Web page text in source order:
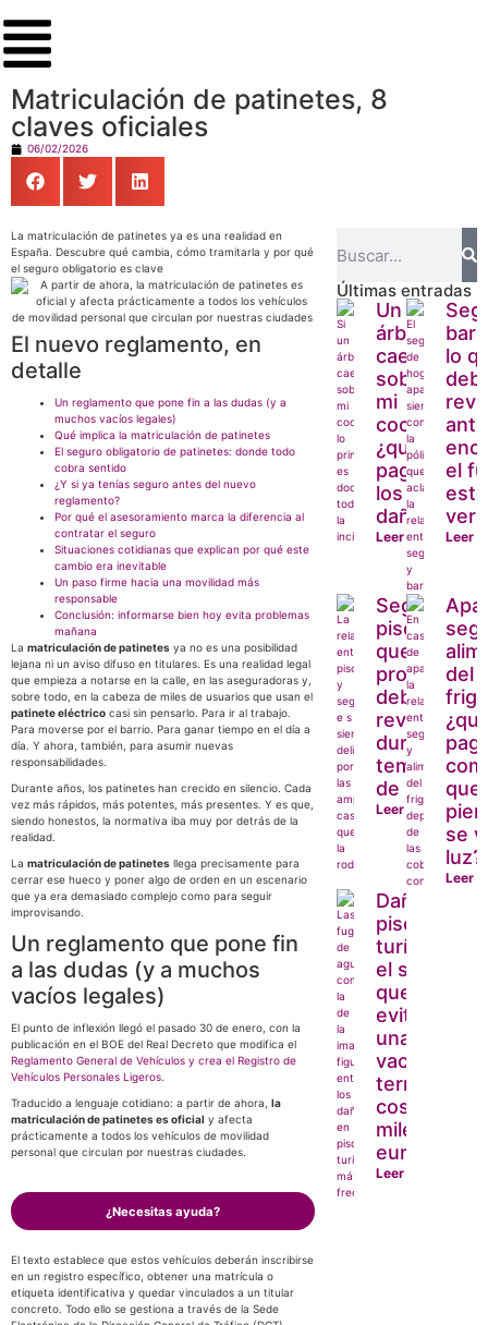
Matriculación de patinetes, 8
claves oficiales
06/02/2026
La matriculación de patinetes ya es una realidad en
España. Descubre qué cambia, cómo tramitarla y por qué
el seguro obligatorio es clave
El nuevo reglamento, en
detalle
Un reglamento que pone fin a las dudas (y a
muchos vacíos legales)
Qué implica la matriculación de patinetes
El seguro obligatorio de patinetes: donde todo
cobra sentido
¿Y si ya tenías seguro antes del nuevo
reglamento?
Por qué el asesoramiento marca la diferencia al
contratar el seguro
Situaciones cotidianas que explican por qué este
cambio era inevitable
Un paso firme hacia una movilidad más
responsable
Conclusión: informarse bien hoy evita problemas
mañana
La matriculación de patinetes ya no es una posibilidad
lejana ni un aviso difuso en titulares. Es una realidad legal
que empieza a notarse en la calle, en las aseguradoras y,
sobre todo, en la cabeza de miles de usuarios que usan el
patinete eléctrico casi sin pensarlo. Para ir al trabajo.
Para moverse por el barrio. Para ganar tiempo en el día a
día. Y ahora, también, para asumir nuevas
responsabilidades.
Durante años, los patinetes han crecido en silencio. Cada
vez más rápidos, más potentes, más presentes. Y es que,
siendo honestos, la normativa iba muy por detrás de la
realidad.
La matriculación de patinetes llega precisamente para
cerrar ese hueco y poner algo de orden en un escenario
que ya era demasiado complejo como para seguir
improvisando.
Un reglamento que pone fin
a las dudas (y a muchos
vacíos legales)
El punto de inflexión llegó el pasado 30 de enero, con la
publicación en el BOE del Real Decreto que modifica el
Reglamento General de Vehículos y crea el Registro de
Vehículos Personales Ligeros
Traducido a lenguaje cotidiano: a partir de ahora, la
matriculación de patinetes es oficial y afecta
prácticamente a todos los vehículos de movilidad
personal que circulan por nuestras ciudades.
¿Necesitas ayuda?
El texto establece que estos vehículos deberán inscribirse
en un registro específico, obtener una matrícula o
etiqueta identificativa y quedar vinculados a un titular
concreto. Todo ello se gestiona a través de la Sede
Últimas entradas
Un
árbol
cae
sobre
mi
coche:
¿quién
paga
los
daños?
Leer más
lo
el
este
Leer
Seguro y
piscina: lo
que todo
propietario
debería
revisar
durante la
temporada
de baño
Leer más
del
que
se
luz?
Leer
Daños en
pisos
turísticos,
el seguro
que puede
evitar que
unas
vacaciones
terminen
costándote
miles de
euros
Leer más